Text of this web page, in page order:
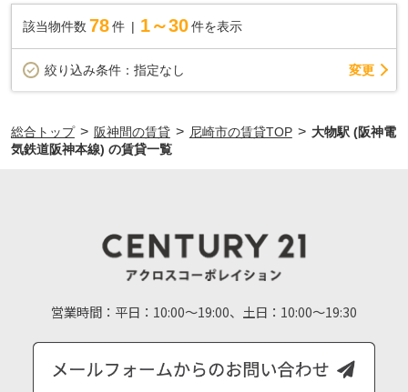
該当物件数 78件 1～30 件を表示
絞り込み条件： 指定なし 変更
総合トップ > 阪神間の賃貸 > 尼崎市の賃貸TOP > 大物駅 (阪神電
気鉄道阪神本線) の賃貸一覧
営業時間： 平日：10:00～19:00、土日：10:00～19:30